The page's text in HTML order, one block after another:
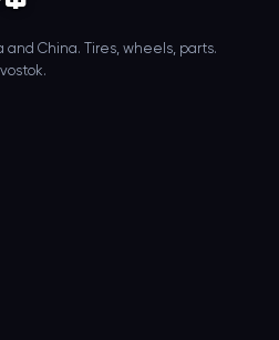
and China. Tires, wheels, parts.